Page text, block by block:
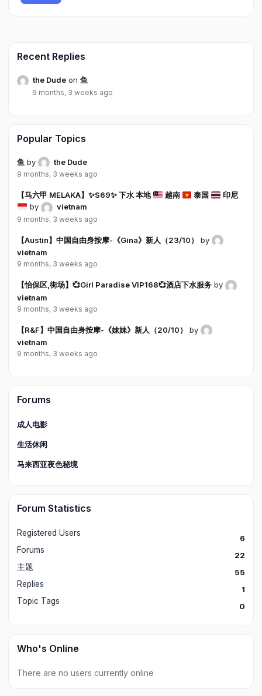
Recent Replies
the Dude on 鱼
9 months, 3 weeks ago
Popular Topics
鱼 by the Dude
9 months, 3 weeks ago
【马六甲 MELAKA】 ✨S69✨下水 本地 越南 泰国
印尼
by
vietnam
9 months, 3 weeks ago
【Austin】中国自由身按摩-《Gina》新人（23/10）
by
vietnam
9 months, 3 weeks ago
【怡保区,街场】💞Girl Paradise VIP168💞酒店下水服务 by
vietnam
9 months, 3 weeks ago
【R&F】中国自由身按摩-《妹妹》新人（20/10）
by
vietnam
9 months, 3 weeks ago
Forums
成人电影
生活休闲
马来西亚夜色秘境
Forum Statistics
Registered Users
6
Forums
22
主题
55
Replies
1
Topic Tags
0
Who's Online
There are no users currently online